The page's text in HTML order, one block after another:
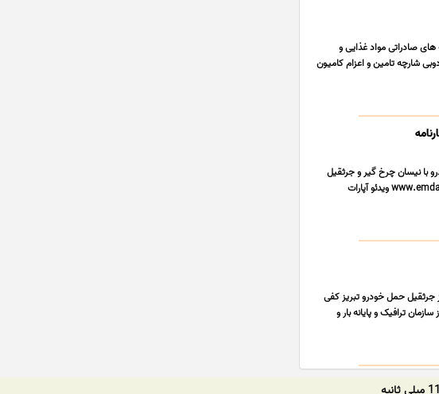
صادراتی مواد غذایی و
شارچه تامین و اعزام کامیون
با نیسان چرخ گیر و جرثقیل
شماره همراه 09144927787 شماره ثابت 04142269117 آدرس ایمیل www.emdadkhodrov@gmail.com ویدئو آپارات
جرثقیل حمل خودرو تبریز کفی
ترافیک و پایانه بار و